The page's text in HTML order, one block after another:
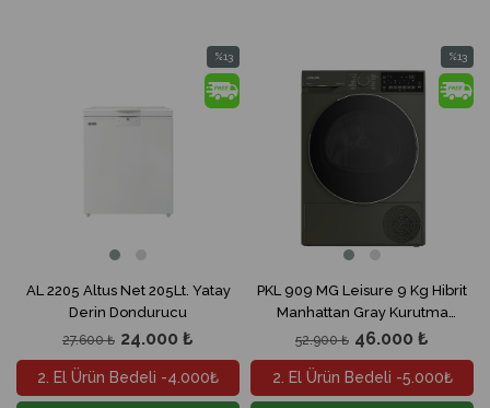
AL 2205 Altus Net 205Lt. Yatay
Derin Dondurucu
24.000 ₺
27.600 ₺
%13
İndirim
%13İndirim
2. El Ürün Bedeli -4.000₺
PKL 909 MG Leisure 9 Kg Hibrit
Manhattan Gray Kurutma
Makinesi
46.000 ₺
52.900 ₺
%13
İndirim
2. El Ürün Bedeli -5.000₺